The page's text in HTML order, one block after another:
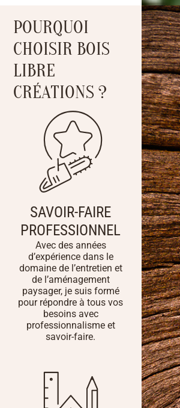
POURQUOI
CHOISIR BOIS
LIBRE
CRÉATIONS ?
SAVOIR-FAIRE
PROFESSIONNEL
Avec des années
d’expérience dans le
domaine de l’entretien et
de l’aménagement
paysager, je suis formé
pour répondre à tous vos
besoins avec
professionnalisme et
savoir-faire.